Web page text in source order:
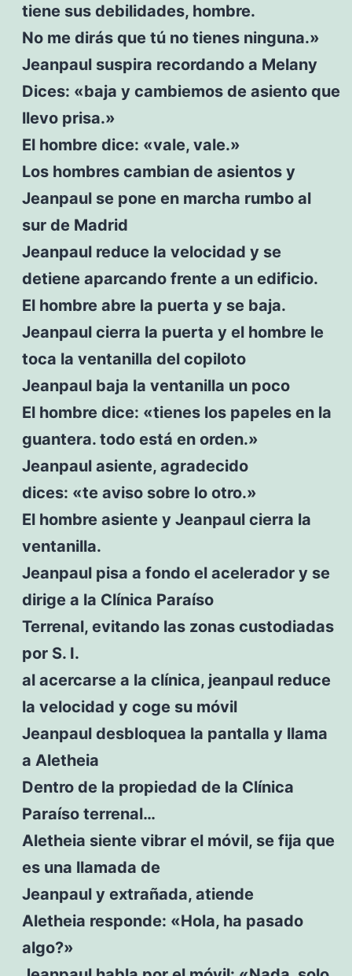
tiene sus debilidades, hombre.
No me dirás que tú no tienes ninguna.»
Jeanpaul suspira recordando a Melany
Dices: «baja y cambiemos de asiento que
llevo prisa.»
El hombre dice: «vale, vale.»
Los hombres cambian de asientos y
Jeanpaul se pone en marcha rumbo al
sur de Madrid
Jeanpaul reduce la velocidad y se
detiene aparcando frente a un edificio.
El hombre abre la puerta y se baja.
Jeanpaul cierra la puerta y el hombre le
toca la ventanilla del copiloto
Jeanpaul baja la ventanilla un poco
El hombre dice: «tienes los papeles en la
guantera. todo está en orden.»
Jeanpaul asiente, agradecido
dices: «te aviso sobre lo otro.»
El hombre asiente y Jeanpaul cierra la
ventanilla.
Jeanpaul pisa a fondo el acelerador y se
dirige a la Clínica Paraíso
Terrenal, evitando las zonas custodiadas
por S. I.
al acercarse a la clínica, jeanpaul reduce
la velocidad y coge su móvil
Jeanpaul desbloquea la pantalla y llama
a Aletheia
Dentro de la propiedad de la Clínica
Paraíso terrenal…
Aletheia siente vibrar el móvil, se fija que
es una llamada de
Jeanpaul y extrañada, atiende
Aletheia responde: «Hola, ha pasado
algo?»